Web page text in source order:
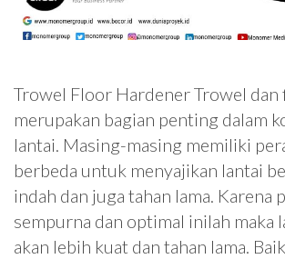
Trowel Floor Hardener Trowel
merupakan bagian penting dalam
lantai. Masing-masing memiliki
berbeda untuk menyajikan lantai
indah dan juga tahan lama. Karena
sempurna dan optimal inilah maka
akan lebih kuat dan tahan lama.